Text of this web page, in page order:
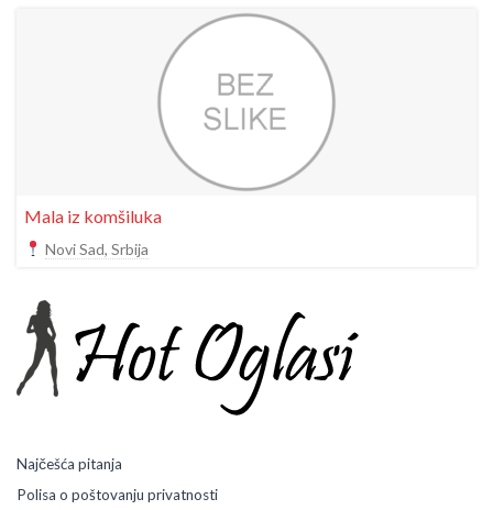
Mala iz komšiluka
Novi Sad, Srbija
Najčešća pitanja
Polisa o poštovanju privatnosti